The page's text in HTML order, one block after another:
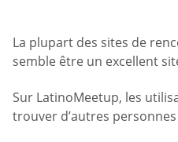
La plupart des sites de
semble être un excellent
Sur LatinoMeetup, les
trouver d’autres